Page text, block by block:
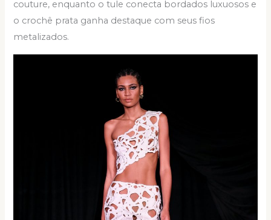
couture, enquanto o tule conecta bordados luxuosos e
o crochê prata ganha destaque com seus fios
metalizados.